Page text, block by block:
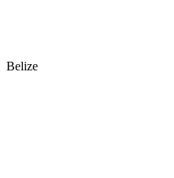
Belize